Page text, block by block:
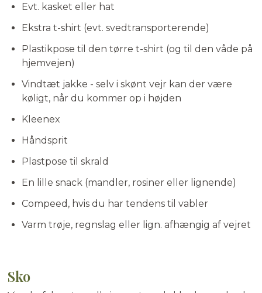
Evt. kasket eller hat
Ekstra t-shirt (evt. svedtransporterende)
Plastikpose til den tørre t-shirt (og til den våde på
hjemvejen)
Vindtæt jakke - selv i skønt vejr kan der være
køligt, når du kommer op i højden
Kleenex
Håndsprit
Plastpose til skrald
En lille snack (mandler, rosiner eller lignende)
Compeed, hvis du har tendens til vabler
Varm trøje, regnslag eller lign. afhængig af vejret
Sko